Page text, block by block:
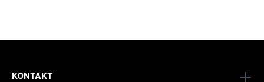
KONTAKT